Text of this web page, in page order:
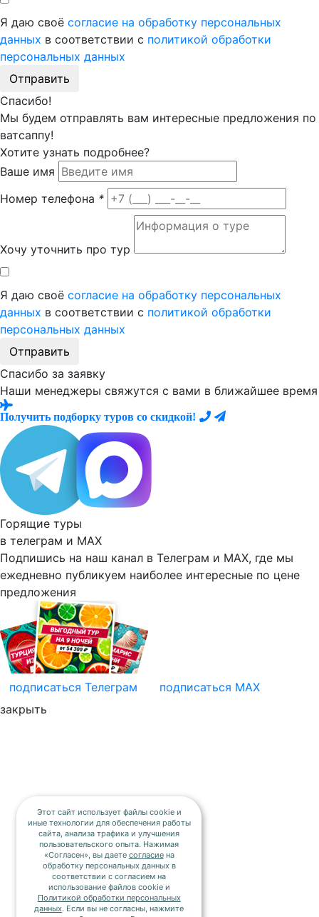
Этот сайт использует файлы cookie и
иные технологии для обеспечения работы
сайта, анализа трафика и улучшения
пользовательского опыта. Нажимая
«Согласен», вы даете согласиена
обработку персональных данных в
соответствии с согласием на
использование файлов cookie и
Политикой обработки персональных
данных. Если вы не согласны, нажмите
Я даю своё согласие на обработку персональных
данных в соответствии с политикой обработки
персональных данных
Отправить
Спасибо!
Мы будем отправлять вам интересные предложения по
ватсаппу!
Хотите узнать подробнее?
Ваше имя
Номер телефона *
Хочу уточнить про тур
Я даю своё согласие на обработку персональных
данных в соответствии с политикой обработки
персональных данных
Отправить
Спасибо за заявку
Наши менеджеры свяжутся с вами в ближайшее время
Получить подборку туров со скидкой!
Горящие туры
в телеграм и MAX
Подпишись на наш канал в Телеграм и MAX, где мы
ежедневно публикуем наиболее интересные по цене
предложения
подписаться Телеграм подписаться MAX
закрыть